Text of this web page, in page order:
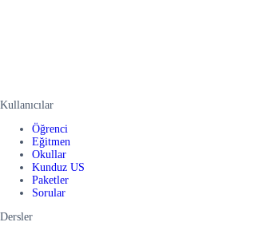
Kullanıcılar
Öğrenci
Eğitmen
Okullar
Kunduz US
Paketler
Sorular
Dersler